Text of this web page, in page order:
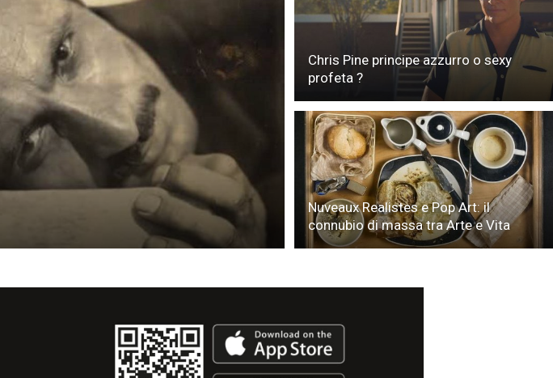
Chris Pine principe azzurro o sexy
profeta ?
Nuveaux Realistes e Pop Art: il
connubio di massa tra Arte e Vita